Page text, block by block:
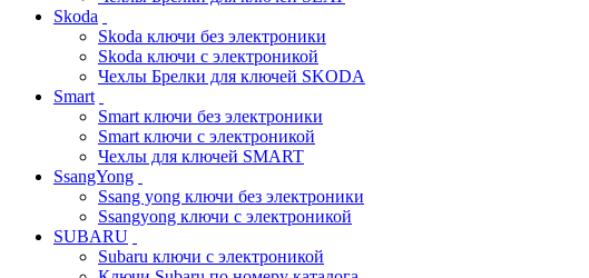
Skoda
Skoda ключи без электроники
Skoda ключи с электроникой
Чехлы Брелки для ключей SKODA
Smart
Smart ключи без электроники
Smart ключи с электроникой
Чехлы для ключей SMART
SsangYong
Ssang yong ключи без электроники
Ssangyong ключи с электроникой
SUBARU
Subaru ключи с электроникой